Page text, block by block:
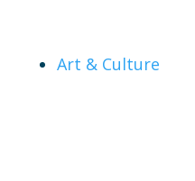
Art & Culture